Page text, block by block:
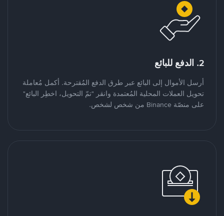
2. الدفع للبائع
أرسل الأموال إلى البائع عبر طرق الدفع المُقترحة. أكمل مُعاملة
تحويل العملات المحلية المُعتمدة وانقر "تمّ التحويل، اخطِر البائع"
على منصّة Binance من شخص لشخص.